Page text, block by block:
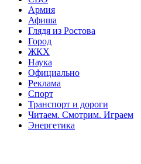
Армия
Афиша
Глядя из Ростова
Город
ЖКХ
Наука
Официально
Реклама
Спорт
Транспорт и дороги
Читаем. Смотрим. Играем
Энергетика